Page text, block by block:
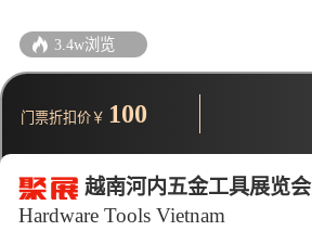
越南河内五金工具展览会
Hardware Tools Vietnam
3.4w浏览
门票折扣价￥ 100